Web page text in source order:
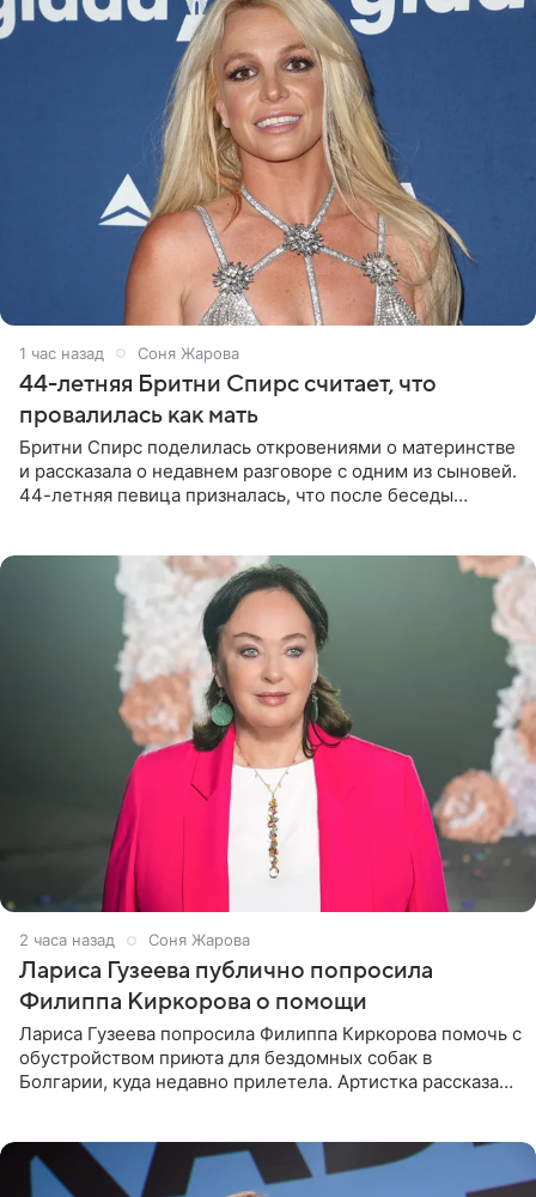
1 час назад Соня Жарова
44-летняя Бритни Спирс считает, что
провалилась как мать
Бритни Спирс поделилась откровениями о материнстве
и рассказала о недавнем разговоре с одним из сыновей.
44-летняя певица призналась, что после беседы
2 часа назад Соня Жарова
Лариса Гузеева публично попросила
Филиппа Киркорова о помощи
Лариса Гузеева попросила Филиппа Киркорова помочь с
обустройством приюта для бездомных собак в
Болгарии, куда недавно прилетела. Артистка рассказала